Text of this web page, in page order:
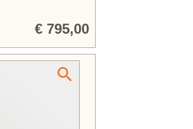
€ 795,00